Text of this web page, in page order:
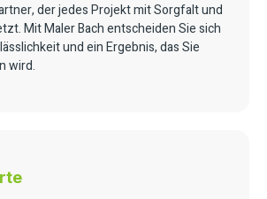
der jedes Projekt mit Sorgfalt und
Mit Maler Bach entscheiden Sie sich
und ein Ergebnis, das Sie
wird.